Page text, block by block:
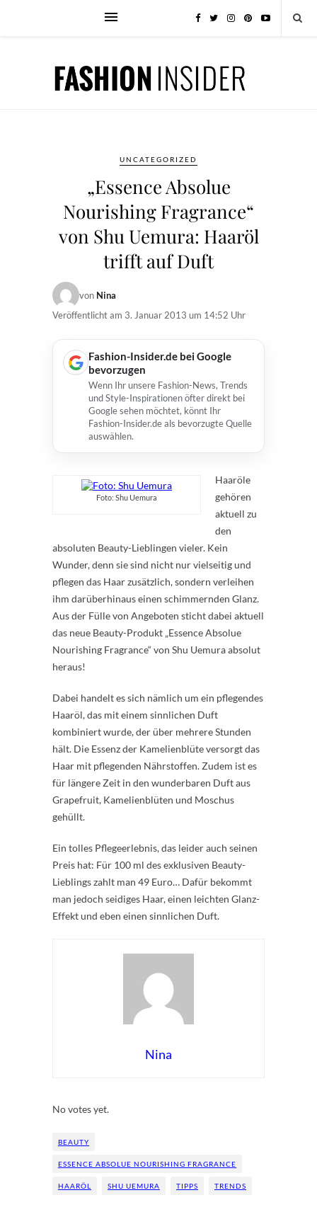
UNCATEGORIZED
„Essence Absolue
Nourishing Fragrance“
von Shu Uemura: Haaröl
trifft auf Duft
von Nina
Veröffentlicht am 3. Januar 2013 um 14:52 Uhr
Fashion-Insider.de bei Google
bevorzugen
Wenn Ihr unsere Fashion-News, Trends
und Style-Inspirationen öfter direkt bei
Google sehen möchtet, könnt Ihr
Fashion-Insider.de als bevorzugte Quelle
auswählen.
Foto: Shu Uemura
Haaröle
gehören
aktuell zu
den
absoluten Beauty-Lieblingen vieler. Kein
Wunder, denn sie sind nicht nur vielseitig und
pflegen das Haar zusätzlich, sondern verleihen
ihm darüberhinaus einen schimmernden Glanz.
Aus der Fülle von Angeboten sticht dabei aktuell
das neue Beauty-Produkt „Essence Absolue
Nourishing Fragrance“ von Shu Uemura absolut
heraus!
Dabei handelt es sich nämlich um ein pflegendes
Haaröl, das mit einem sinnlichen Duft
kombiniert wurde, der über mehrere Stunden
hält. Die Essenz der Kamelienblüte versorgt das
Haar mit pflegenden Nährstoffen. Zudem ist es
für längere Zeit in den wunderbaren Duft aus
Grapefruit, Kamelienblüten und Moschus
gehüllt.
Ein tolles Pflegeerlebnis, das leider auch seinen
Preis hat: Für 100 ml des exklusiven Beauty-
Lieblings zahlt man 49 Euro… Dafür bekommt
man jedoch seidiges Haar, einen leichten Glanz-
Effekt und eben einen sinnlichen Duft.
Nina
No votes yet.
BEAUTY
ESSENCE ABSOLUE NOURISHING FRAGRANCE
HAARÖL SHU UEMURA TIPPS TRENDS